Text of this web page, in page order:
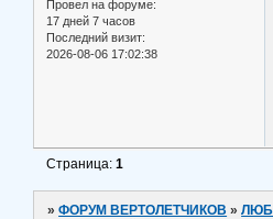
Провел на форуме:
17 дней 7 часов
Последний визит:
2026-08-06 17:02:38
Страница:1
»ФОРУМ ВЕРТОЛЕТЧИКОВ »